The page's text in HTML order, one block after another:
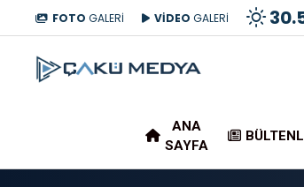
FOTO GALERİ VİDEO GALERİ
ANA
SAYFA